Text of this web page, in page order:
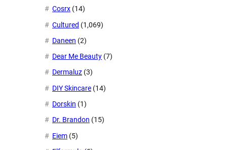
Cosrx (14)
Cultured (1,069)
Daneen (2)
Dear Me Beauty (7)
Dermaluz (3)
DIY Skincare (14)
Dorskin (1)
Dr. Brandon (15)
Eiem (5)